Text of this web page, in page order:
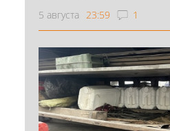
5 августа 23:59 1